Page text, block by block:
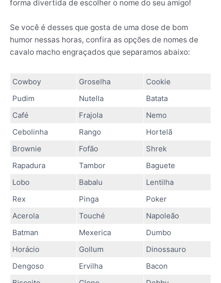
forma divertida de escolher o nome do seu amigo!
Se você é desses que gosta de uma dose de bom
humor nessas horas, confira as opções de nomes de
cavalo macho engraçados que separamos abaixo:
Cowboy Groselha
Cookie
Pudim
Nutella
Batata
Café
Frajola
Nemo
Cebolinha
Rango
Hortelã
Brownie
Fofão
Shrek
Rapadura
Tambor
Baguete
Lobo
Babalu
Lentilha
Rex
Pinga
Poker
Acerola
Touché
Napoleão
Batman
Mexerica
Dumbo
Horácio
Gollum
Dinossauro
Dengoso
Ervilha
Bacon